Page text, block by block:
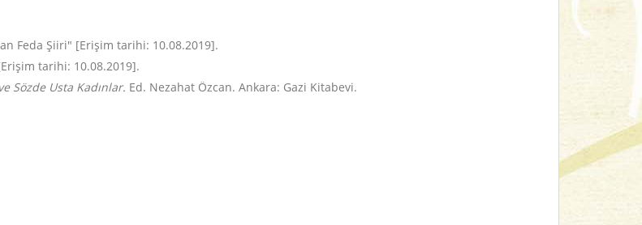
Feda Şiiri" [Erişim tarihi: 10.08.2019].
tarihi: 10.08.2019].
Sözde Usta Kadınlar. Ed. Nezahat Özcan. Ankara: Gazi Kitabevi.